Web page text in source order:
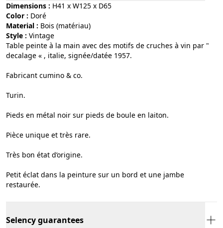
Dimensions : H41 x W125 x D65
Color :
doré
Material :
bois (matériau)
Style :
vintage
Table peinte à la main avec des motifs de cruches à vin par "
decalage « , italie, signée/datée 1957.
Fabricant cumino & co.
Turin.
Pieds en métal noir sur pieds de boule en laiton.
Pièce unique et très rare.
Très bon état d’origine.
Petit éclat dans la peinture sur un bord et une jambe
restaurée.
Selency guarantees